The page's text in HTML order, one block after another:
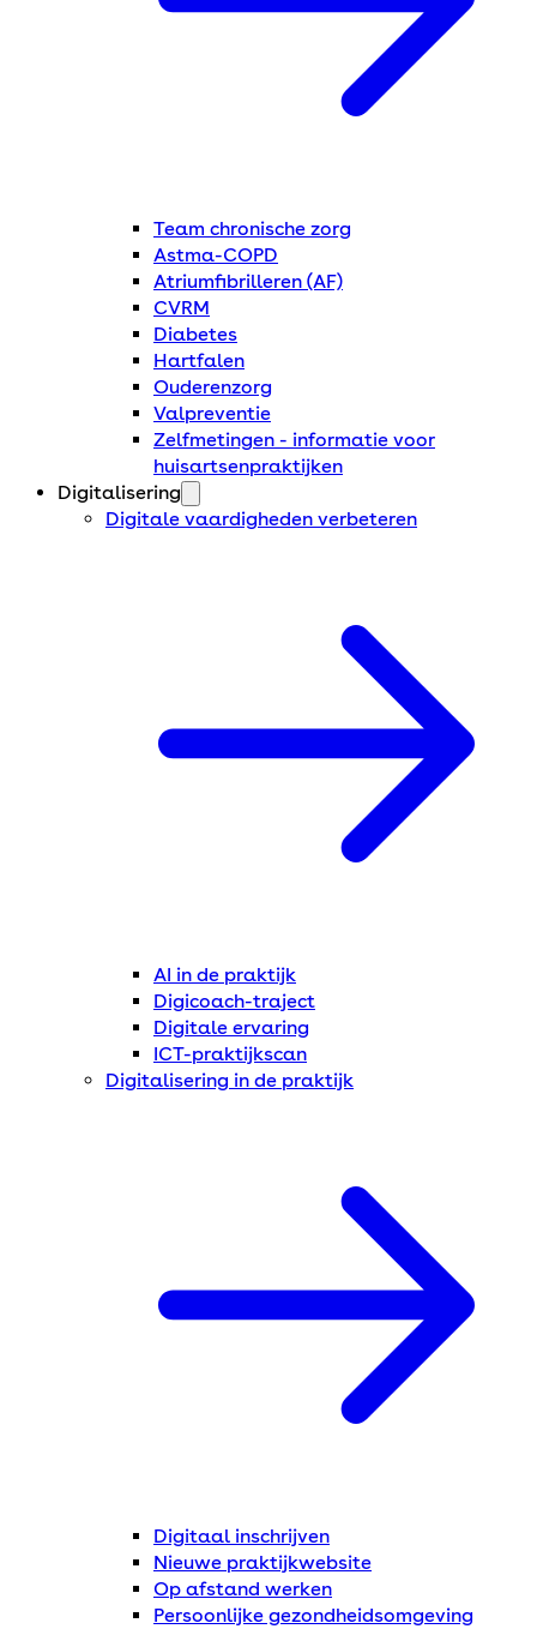
Team chronische zorg
Astma-COPD
Atriumfibrilleren (AF)
CVRM
Diabetes
Hartfalen
Ouderenzorg
Valpreventie
Zelfmetingen - informatie voor
huisartsenpraktijken
Digitalisering
Digitale vaardigheden verbeteren
AI in de praktijk
Digicoach-traject
Digitale ervaring
ICT-praktijkscan
Digitalisering in de praktijk
Digitaal inschrijven
Nieuwe praktijkwebsite
Op afstand werken
Persoonlijke gezondheidsomgeving